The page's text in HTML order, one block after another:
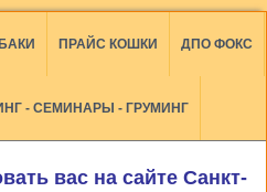
ПРАЙС КОШКИ ДПО ФОКС
- СЕМИНАРЫ - ГРУМИНГ
вас на сайте Санкт-